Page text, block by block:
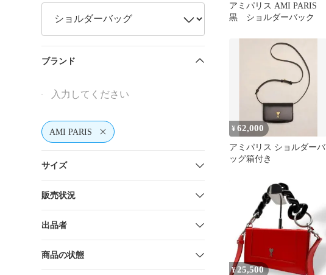
ブランド
AMI PARIS
サイズ
販売状況
出品者
商品の状態
アミパリス AMI PARIS
黒 ショルダーバック
¥62,000
アミパリス ショルダーバ
ッグ箱付き
¥25,500